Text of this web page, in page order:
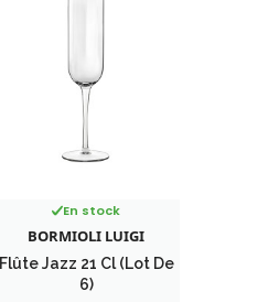
En stock
BORMIOLI LUIGI
Flûte Jazz 21 Cl (lot De
6)